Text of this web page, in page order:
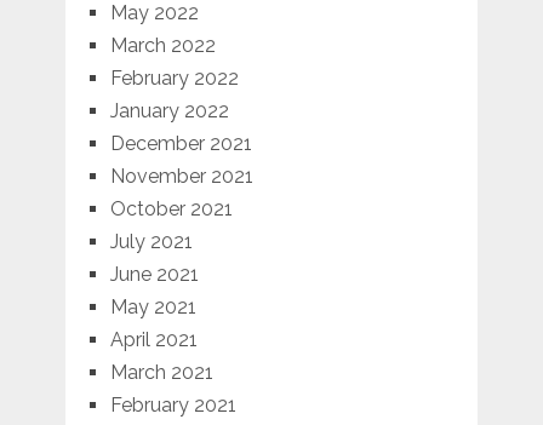
May 2022
March 2022
February 2022
January 2022
December 2021
November 2021
October 2021
July 2021
June 2021
May 2021
April 2021
March 2021
February 2021